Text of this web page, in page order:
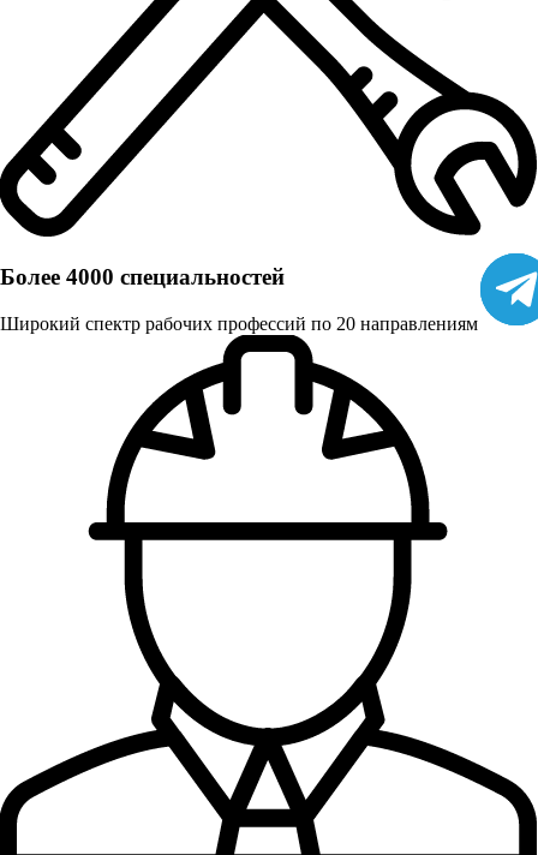
Более 4000 специальностей
Широкий спектр рабочих профессий по 20 направлениям